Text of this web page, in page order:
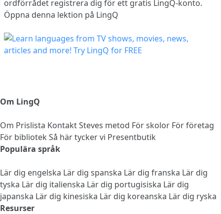
ordförrådet registrera dig för ett gratis LingQ-konto.
Öppna denna lektion på LingQ
Om LingQ
Om Prislista KontaktSteves metod För skolor För företag
För bibliotek Så här tycker vi Presentbutik
Populära språk
Lär dig engelska Lär dig spanska Lär dig franska Lär dig
tyska Lär dig italienska Lär dig portugisiska Lär dig
japanska Lär dig kinesiska Lär dig koreanska Lär dig ryska
Resurser